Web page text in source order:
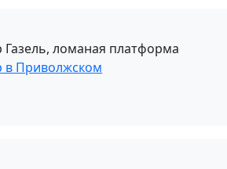
Газель, ломаная платформа
в Приволжском